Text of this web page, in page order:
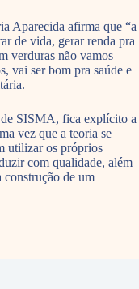
Aparecida afirma que “a
de vida, gerar renda pra
verduras não vamos
vai ser bom pra saúde e
de SISMA, fica explícito a
vez que a teoria se
utilizar os próprios
com qualidade, além
construção de um